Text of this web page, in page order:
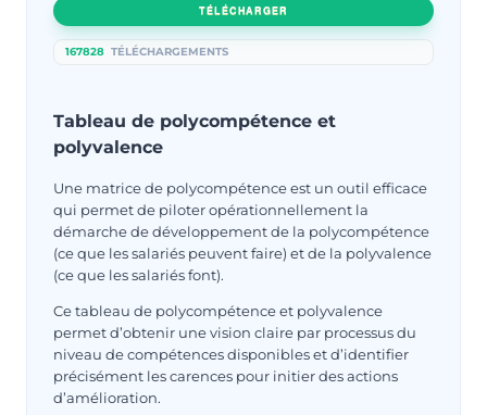
TÉLÉCHARGER
167828 TÉLÉCHARGEMENTS
Tableau de polycompétence et
polyvalence
Une matrice de polycompétence est un outil efficace
qui permet de piloter opérationnellement la
démarche de développement de la polycompétence
(ce que les salariés peuvent faire) et de la polyvalence
(ce que les salariés font).
Ce tableau de polycompétence et polyvalence
permet d’obtenir une vision claire par processus du
niveau de compétences disponibles et d’identifier
précisément les carences pour initier des actions
d’amélioration.